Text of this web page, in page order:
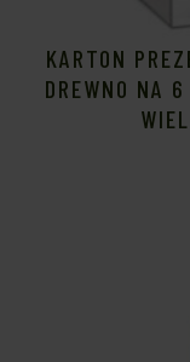
KARTON
DREWNO NA